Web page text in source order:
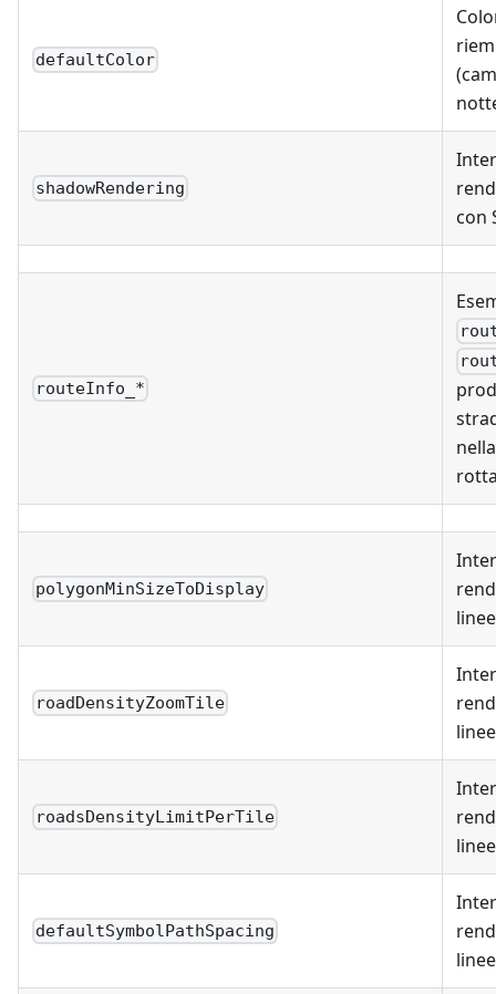
defaultColor
shadowRendering
con
routeInfo_*
polygonMinSizeToDisplay
roadDensityZoomTile
roadsDensityLimitPerTile
defaultSymbolPathSpacing